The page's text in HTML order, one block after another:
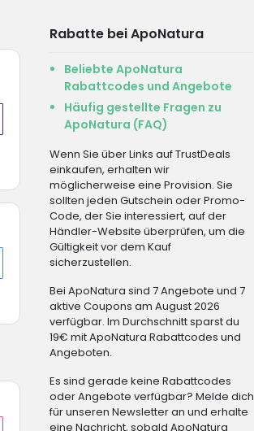
Rabatte bei ApoNatura
Beliebte ApoNatura
Rabattcodes und Angebote
Häufig gestellte Fragen zu
ApoNatura (FAQ)
Wenn Sie über Links auf TrustDeals
einkaufen, erhalten wir
möglicherweise eine Provision. Sie
sollten jeden Gutschein oder Promo-
Code, der Sie interessiert, auf der
Händler-Website überprüfen, um die
Gültigkeit vor dem Kauf
sicherzustellen.
Bei ApoNatura sind 7 Angebote und 7
aktive Coupons am August 2026
verfügbar. Im Durchschnitt sparst du
19€ mit ApoNatura Rabattcodes und
Angeboten.
Es sind gerade keine Rabattcodes
oder Angebote verfügbar? Melde dich
für unseren Newsletter an und erhalte
eine Nachricht, sobald ApoNatura